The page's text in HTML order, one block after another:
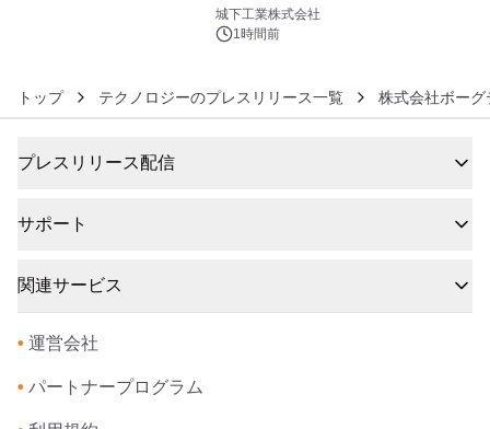
ーブル1本つなぐだけ、テレビの音が
ぐっと豊かに
城下工業株式会社
1時間前
トップ テクノロジーのプレスリリース一覧 株式会社ボー
プレスリリース配信
サポート
関連サービス
• 運営会社
• パートナープログラム